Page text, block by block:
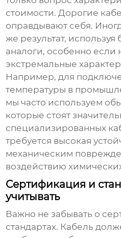
стоимости. Дорогие
оправдывают себя.
же результат,
аналоги, особенно если
экстремальные
Например, для
температуры в
мы часто используем
которые стоят
специализированных
требуется высокая
механическим
воздействию
Сертификация и
учитывать
Важно не забывать о
стандартах. Кабель